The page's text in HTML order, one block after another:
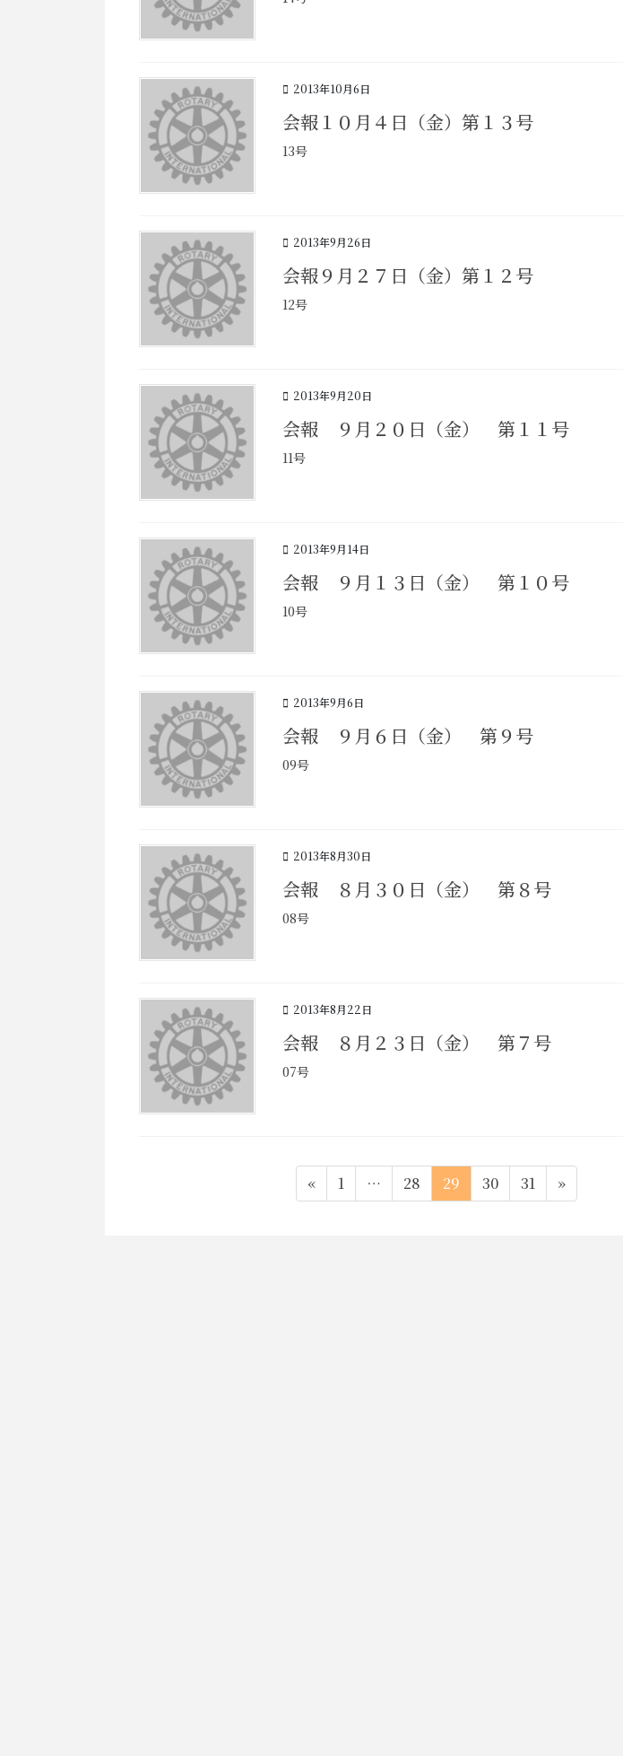
2013年10月6日
会報１０月４日（金）第１３号
13号
2013年9月26日
会報９月２７日（金）第１２号
12号
2013年9月20日
会報 ９月２０日（金） 第１１号
11号
2013年9月14日
会報 ９月１３日（金） 第１０号
10号
2013年9月6日
会報 ９月６日（金） 第９号
09号
2013年8月30日
会報 ８月３０日（金） 第８号
08号
2013年8月22日
会報 ８月２３日（金） 第７号
07号
«
ペ
ー
1 …
ペ
ー
28
ペ
ー
29
ペ
ー
30
ペ
ー
31 »